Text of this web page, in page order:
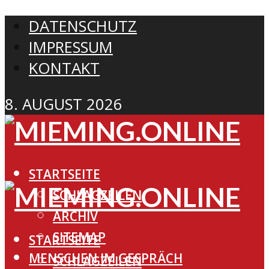
DATENSCHUTZ
IMPRESSUM
KONTAKT
8. AUGUST 2026
STARTSEITE
SCHLAGZEILEN
ARCHIV
SITEMAP
MENSCHEN IM GESPRÄCH
STARTSEITE
SCHLAGZEILEN